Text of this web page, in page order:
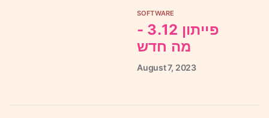
SOFTWARE
פייתון 3.12 -
מה חדש
August7, 2023